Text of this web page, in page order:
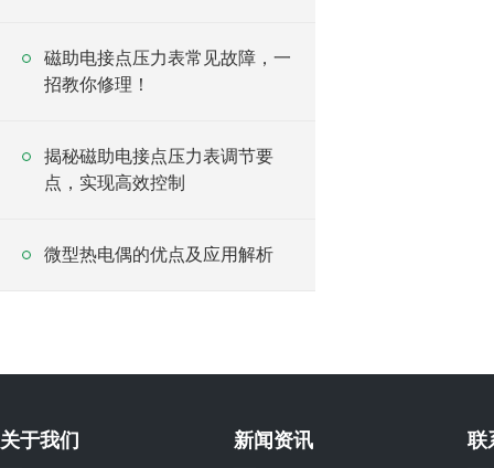
磁助电接点压力表常见故障，一
招教你修理！
揭秘磁助电接点压力表调节要
点，实现高效控制
微型热电偶的优点及应用解析
关于我们 新闻资讯 联